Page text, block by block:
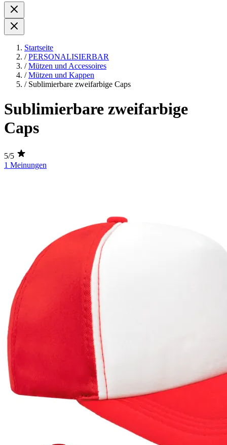
Startseite
/ PERSONALISIERBAR
/ Mützen und Accessoires
/ Mützen und Kappen
/ Sublimierbare zweifarbige Caps
Sublimierbare zweifarbige
Caps
5/5
1 Meinungen